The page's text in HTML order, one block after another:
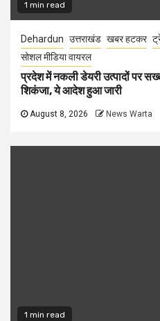
1 min read
Dehardun उत्तराखंड खबर हटकर
सोशल मीडिया वायरल
प्रदेश में नकली डेयरी उत्पादों पर
शिकंजा, ये आदेश हुआ जारी
August 8, 2026 News Warta
1 min read